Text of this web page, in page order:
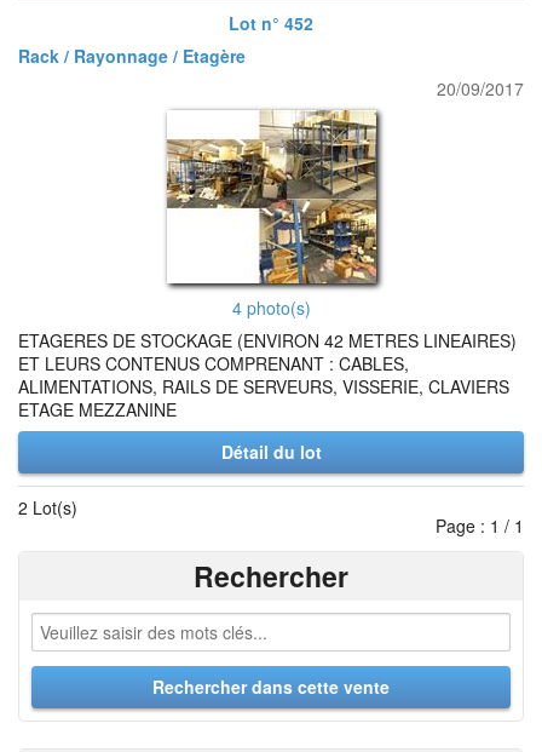
Lot n° 452
Rack / Rayonnage / Etagère
20/09/2017
4 photo(s)
ETAGERES DE STOCKAGE (ENVIRON 42 METRES LINEAIRES)
ET LEURS CONTENUS COMPRENANT : CABLES,
ALIMENTATIONS, RAILS DE SERVEURS, VISSERIE, CLAVIERS
ETAGE MEZZANINE
Détail du lot
2 Lot(s)
Page : 1 / 1
Rechercher